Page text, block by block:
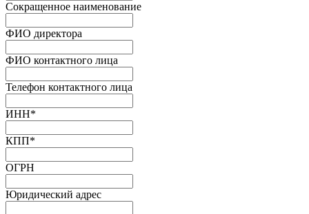
Сокращенное наименование
ФИО директора
ФИО контактного лица
Телефон контактного лица
ИНН*
КПП*
ОГРН
Юридический адрес